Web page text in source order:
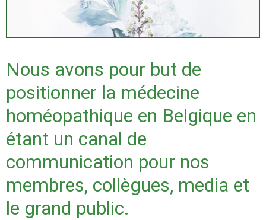
Nous avons pour but de
positionner la médecine
homéopathique en Belgique en
étant un canal de
communication pour nos
membres, collègues, media et
le grand public.